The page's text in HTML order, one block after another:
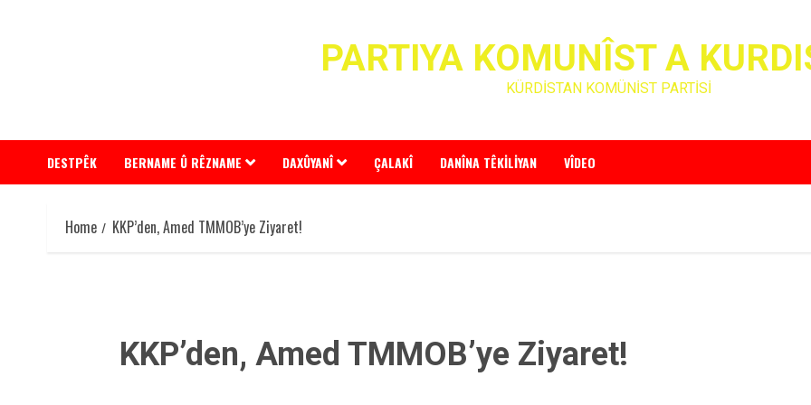
PARTIYA KOMUNÎST A
KÜRDİSTAN KOMÜNİST PARTİSİ
DESTPÊK BERNAME Û RÊZNAME DAXÛYANÎ ÇALAKÎ DANÎNA TÊKILIYAN VÎDEO
Home KKP’den, Amed TMMOB’ye Ziyaret!
KKP’den, Amed TMMOB’ye Ziyaret!